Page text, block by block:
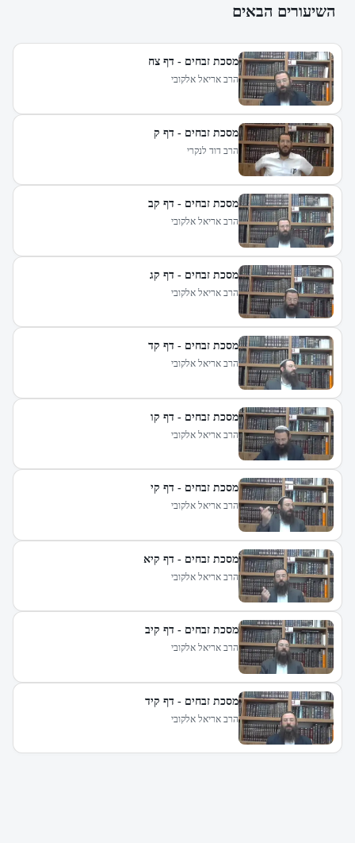
השיעורים הבאים
מסכת זבחים - דף צח
הרב אריאל אלקובי
מסכת זבחים - דף ק
הרב דוד לנקרי
מסכת זבחים - דף קב
הרב אריאל אלקובי
מסכת זבחים - דף קג
הרב אריאל אלקובי
מסכת זבחים - דף קד
הרב אריאל אלקובי
מסכת זבחים - דף קו
הרב אריאל אלקובי
מסכת זבחים - דף קי
הרב אריאל אלקובי
מסכת זבחים - דף קיא
הרב אריאל אלקובי
מסכת זבחים - דף קיב
הרב אריאל אלקובי
מסכת זבחים - דף קיד
הרב אריאל אלקובי